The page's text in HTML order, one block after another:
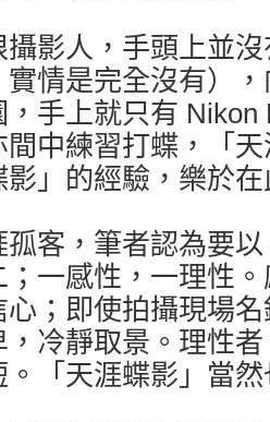
影人，手頭上並
情是完全沒有）
手上就只有
間中練習打蝶，「
」的經驗，樂於
客，筆者認為要
；一感性，一理性
心；即使拍攝現場
，冷靜取景。理性
「天涯蝶影」當